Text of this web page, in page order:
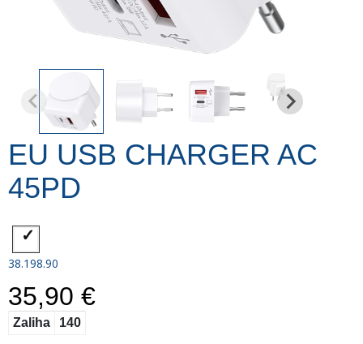
EU USB CHARGER AC
45PD
38.198.90
35,90 €
Zaliha 140